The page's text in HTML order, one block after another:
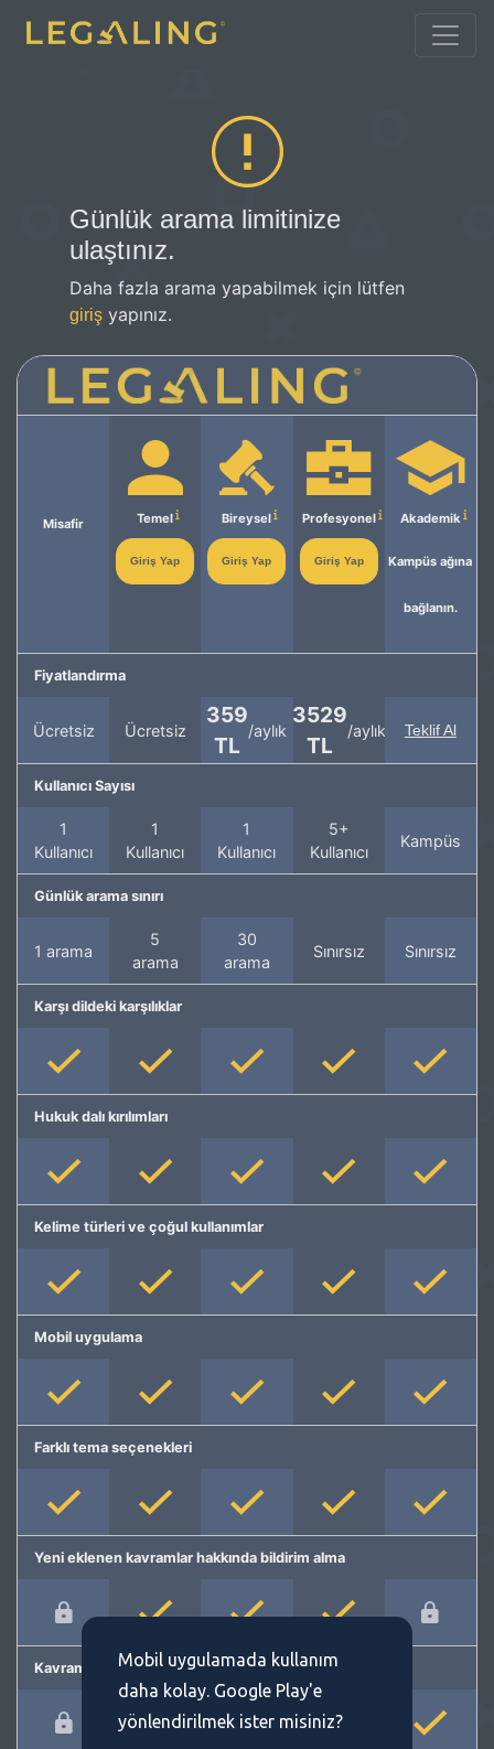
Günlük arama limitinize
ulaştınız.
Daha fazla arama yapabilmek için lütfen
giriş yapınız.
Misafir Temel
Giriş Yap
Bireysel
Giriş Yap
Profesyonel
Giriş Yap
Akademik
Kampüs ağına
bağlanın.
Fiyatlandırma
Ücretsiz Ücretsiz
359
TL
/aylık
3529
TL
/aylık Teklif Al
Kullanıcı Sayısı
1
Kullanıcı
1
Kullanıcı
1
Kullanıcı
5+
Kullanıcı
Kampüs
Günlük arama sınırı
1 arama
5
arama
30
arama
Sınırsız Sınırsız
Karşı dildeki karşılıklar
Hukuk dalı kırılımları
Kelime türleri ve çoğul kullanımlar
Mobil uygulama
Farklı tema seçenekleri
Yeni eklenen kavramlar hakkında bildirim alma
Kavram önermeMobil uygulamada kullanım
daha kolay. Google Play'e
yönlendirilmek ister misiniz?